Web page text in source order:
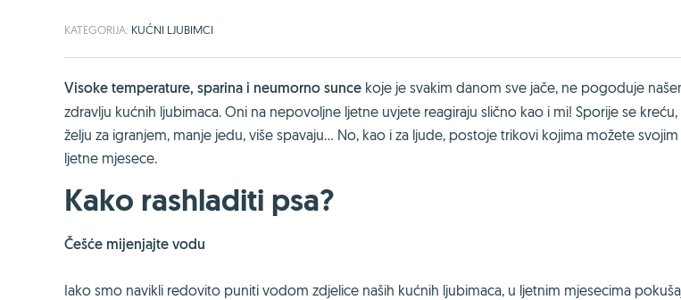
KATEGORIJA: KUĆNI LJUBIMCI
Visoke temperature, sparina i neumorno sunce koje je svakim danom sve jače, ne pogoduje
zdravlju kućnih ljubimaca. Oni na nepovoljne ljetne uvjete reagiraju slično kao i mi! Sporije se
želju za igranjem, manje jedu, više spavaju... No, kao i za ljude, postoje trikovi kojima možete
ljetne mjesece.
Kako rashladiti psa?
Češće mijenjajte vodu
Iako smo navikli redovito puniti vodom zdjelice naših kućnih ljubimaca, u ljetnim mjesecima